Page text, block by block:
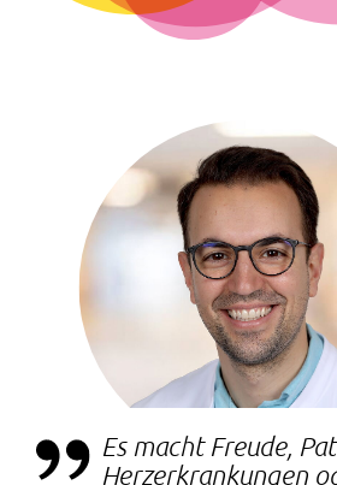
Es macht Freude,
Herzerkrankungen